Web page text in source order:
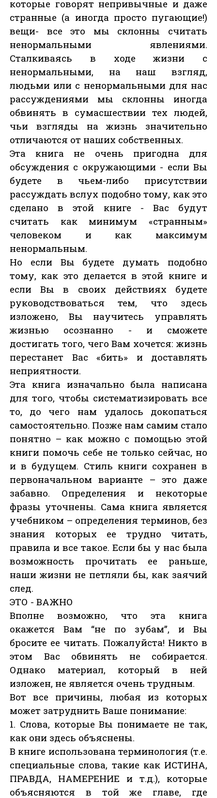
которые говорят непривычные и даже
странные (а иногда просто пугающие!)
вещи- все это мы склонны считать
ненормальными явлениями.
Сталкиваясь в ходе жизни с
ненормальными, на наш взгляд,
людьми или с ненормальными для нас
рассуждениями мы склонны иногда
обвинять в сумасшествии тех людей,
чьи взгляды на жизнь значительно
отличаются от наших собственных.
Эта книга не очень пригодна для
обсуждения с окружающими - если Вы
будете в чьем-либо присутствии
рассуждать вслух подобно тому, как это
сделано в этой книге - Вас будут
считать как минимум «странным»
человеком и как максимум
ненормальным.
Но если Вы будете думать подобно
тому, как это делается в этой книге и
если Вы в своих действиях будете
руководствоваться тем, что здесь
изложено, Вы научитесь управлять
жизнью осознанно - и сможете
достигать того, чего Вам хочется: жизнь
перестанет Вас «бить» и доставлять
неприятности.
Эта книга изначально была написана
для того, чтобы систематизировать все
то, до чего нам удалось докопаться
самостоятельно. Позже нам самим стало
понятно – как можно с помощью этой
книги помочь себе не только сейчас, но
и в будущем. Стиль книги сохранен в
первоначальном варианте – это даже
забавно. Определения и некоторые
фразы уточнены. Сама книга является
учебником – определения терминов, без
знания которых ее трудно читать,
правила и все такое. Если бы у нас была
возможность прочитать ее раньше,
наши жизни не петляли бы, как заячий
след.
ЭТО - ВАЖНО
Вполне возможно, что эта книга
окажется Вам “не по зубам”, и Вы
бросите ее читать. Пожалуйста! Никто в
этом Вас обвинять не собирается.
Однако материал, который в ней
изложен, не является очень трудным.
Вот все причины, любая из которых
может затруднить Ваше понимание:
1. Слова, которые Вы понимаете не так,
как они здесь объяснены.
В книге использована терминология (т.е.
специальные слова, такие как ИСТИНА,
ПРАВДА, НАМЕРЕНИЕ и т.д.), которые
объясняются в той же главе, где